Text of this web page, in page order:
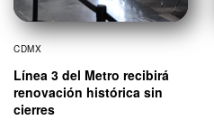
CDMX
Línea 3 del Metro recibirá
renovación histórica sin
cierres